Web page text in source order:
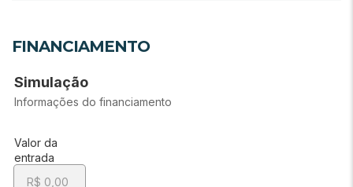
FINANCIAMENTO